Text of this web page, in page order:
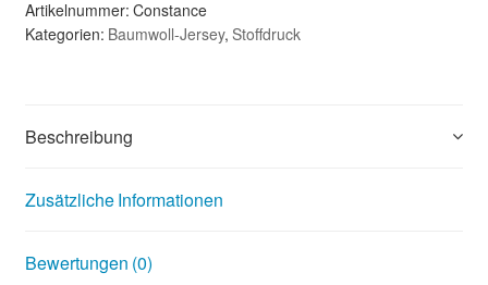
quantity
Artikelnummer: Constance
Kategorien: Baumwoll-Jersey, Stoffdruck
Beschreibung
Zusätzliche Informationen
Bewertungen (0)